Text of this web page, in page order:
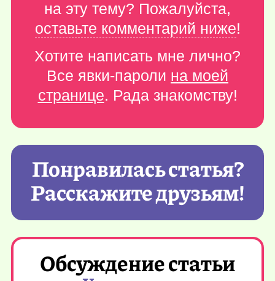
на эту тему? Пожалуйста,
оставьте комментарий ниже!
Хотите написать мне лично?
Все явки-пароли на моей
странице. Рада знакомству!
Понравилась статья?
Расскажите друзьям!
Обсуждение статьи